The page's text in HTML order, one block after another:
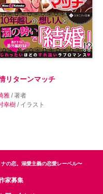
リターンマッチ
雅 / 著者
幸樹 / イラスト
の恋。溺愛主義の恋愛レーベル〜
家募集